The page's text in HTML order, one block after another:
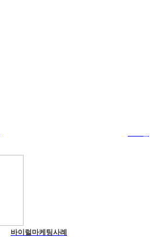
바이럴마케팅사례